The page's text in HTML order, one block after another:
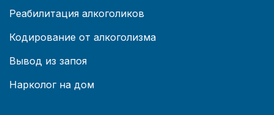
Реабилитация алкоголиков
Кодирование от алкоголизма
Вывод из запоя
Нарколог на дом